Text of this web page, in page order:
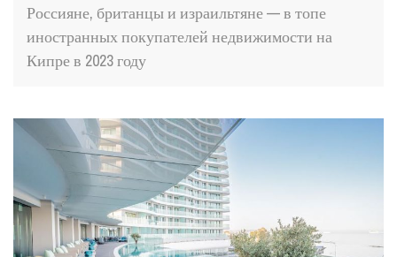
Россияне, британцы и израильтяне — в топе
иностранных покупателей недвижимости на
Кипре в 2023 году